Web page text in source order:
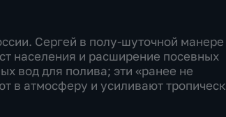
Сергей в полу‑шуточной манере
населения и расширение посевных
вод для полива; эти «ранее не
в атмосферу и усиливают